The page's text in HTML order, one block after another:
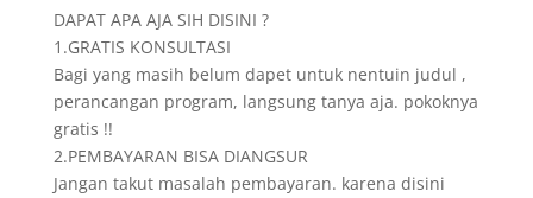
DAPAT APA AJA SIH DISINI ?
1.GRATIS KONSULTASI
Bagi yang masih belum dapet untuk nentuin judul ,
perancangan program, langsung tanya aja. pokoknya
gratis !!
2.PEMBAYARAN BISA DIANGSUR
Jangan takut masalah pembayaran. karena disini